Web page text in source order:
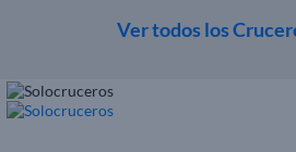
Ver todos los